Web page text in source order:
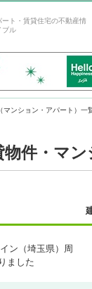
ト・賃貸住宅の不動産情
ブル
マンション・アパート）一
件・マ
ン（埼玉県）周
ました